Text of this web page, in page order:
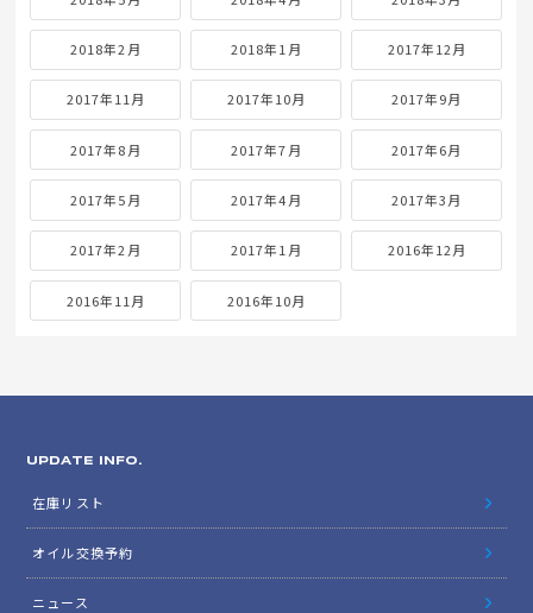
2018年2月 2018年1月 2017年12月
2017年11月 2017年10月 2017年9月
2017年8月 2017年7月 2017年6月
2017年5月 2017年4月 2017年3月
2017年2月 2017年1月 2016年12月
2016年11月 2016年10月
UPDATE INFO.
在庫リスト
オイル交換予約
ニュース